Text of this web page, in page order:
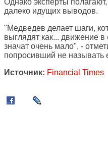
Однако эксперты
далеко идущих выводов.
"Медведев делает шаги,
выглядят как... движение
значат очень мало", -
попросивший не называть
Источник: Financial Times